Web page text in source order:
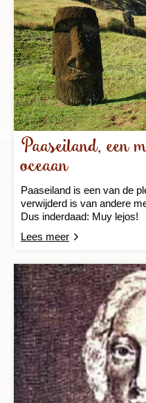
Paaseiland, een
oceaan
Paaseiland is een van de
verwijderd is van andere
Dus inderdaad: Muy lejos!
Lees meer